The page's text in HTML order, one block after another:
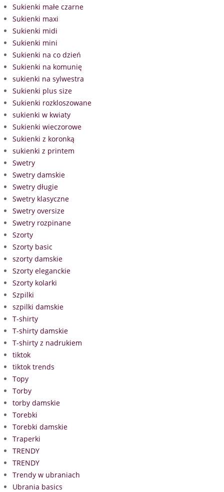
Sukienki małe czarne
Sukienki maxi
Sukienki midi
Sukienki mini
Sukienki na co dzień
Sukienki na komunię
sukienki na sylwestra
Sukienki plus size
Sukienki rozkloszowane
sukienki w kwiaty
Sukienki wieczorowe
Sukienki z koronką
sukienki z printem
Swetry
Swetry damskie
Swetry długie
Swetry klasyczne
Swetry oversize
Swetry rozpinane
Szorty
Szorty basic
szorty damskie
Szorty eleganckie
Szorty kolarki
Szpilki
szpilki damskie
T-shirty
T-shirty damskie
T-shirty z nadrukiem
tiktok
tiktok trends
Topy
Torby
torby damskie
Torebki
Torebki damskie
Traperki
TRENDY
TRENDY
Trendy w ubraniach
Ubrania basics